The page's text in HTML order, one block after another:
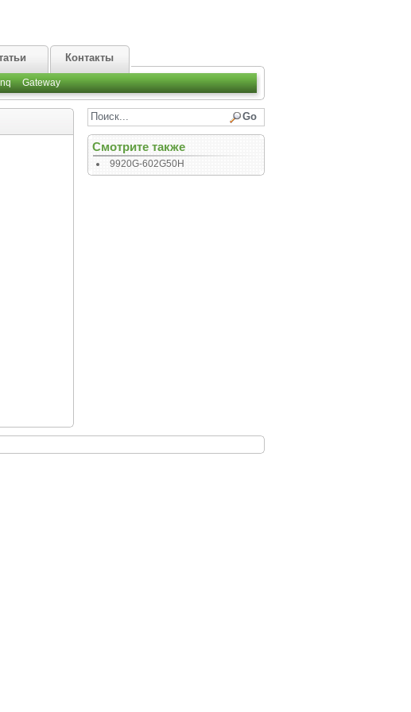
Контакты
Gateway
Смотрите также
9920G-602G50H